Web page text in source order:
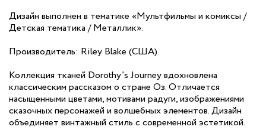
Дизайн выполнен в тематике «Мультфильмы и комиксы /
Детская тематика / Металлик».
Производитель: Riley Blake (США).
Коллекция тканей Dorothy’s Journey вдохновлена
классическим рассказом о стране Оз. Отличается
насыщенными цветами, мотивами радуги, изображениями
сказочных персонажей и волшебных элементов. Дизайн
объединяет винтажный стиль с современной эстетикой.